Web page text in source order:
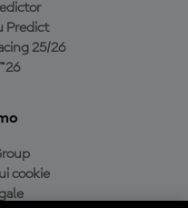
Predict
25/26
cookie